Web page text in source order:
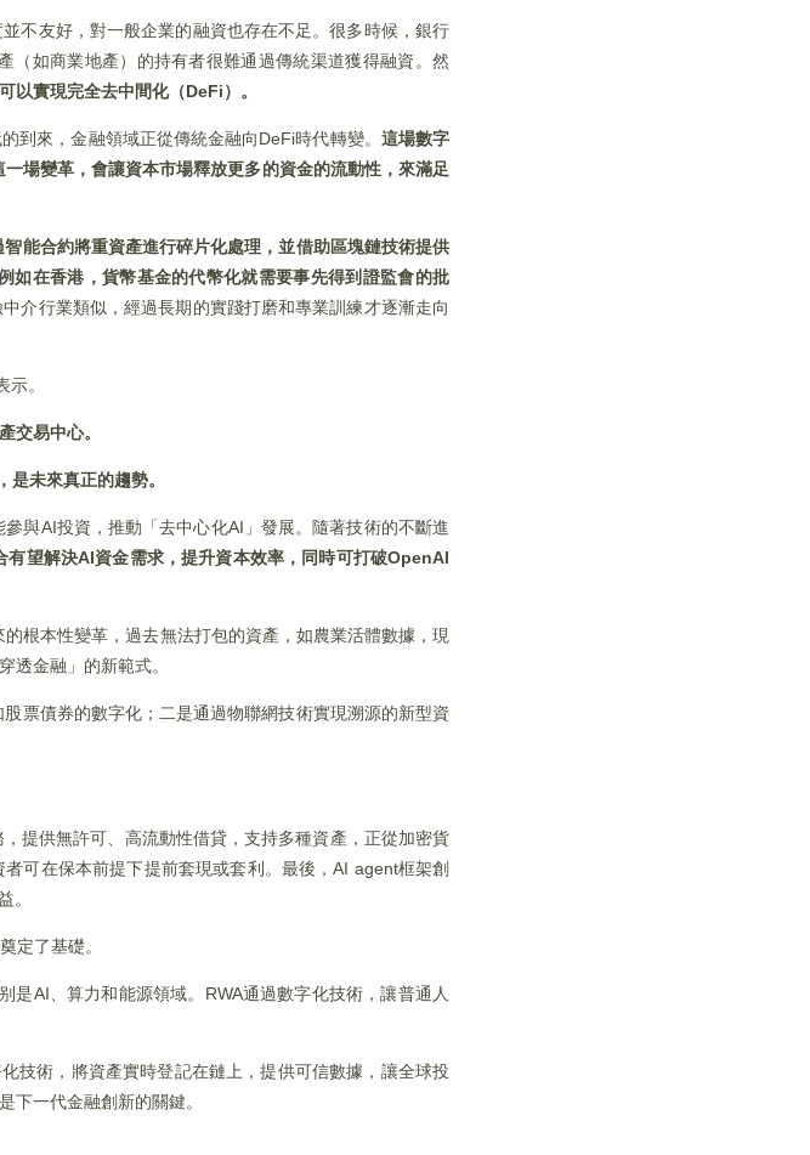
不友好，對一般企業的融資也存在不足。很多時候，銀行
（如商業地產）的持有者很難通過傳統渠道獲得融資。然
以實現完全去中間化（DeFi）。
到來，金融領域正從傳統金融向DeFi時代轉變。 這場數字
場變革，會讓資本市場釋放更多的資金的流動性，來滿足
能合約將重資產進行碎片化處理，並借助區塊鏈技術提供
如在香港，貨幣基金的代幣化就需要事先得到證監會的批
介行業類似，經過長期的實踐打磨和專業訓練才逐漸走向
示。
交易中心。
未來真正的趨勢。
與AI投資，推動「去中心化AI」發展。隨著技術的不斷進
有望解決AI資金需求，提升資本效率，同時可打破OpenAI
根本性變革，過去無法打包的資產，如農業活體數據，現
透金融」的新範式。
票債券的數字化；二是通過物聯網技術實現溯源的新型資
提供無許可、高流動性借貸，支持多種資產，正從加密貨
可在保本前提下提前套現或套利。最後，AI agent框架創
。
定了基礎。
AI、算力和能源領域。RWA通過數字化技術，讓普通人
技術，將資產實時登記在鏈上，提供可信數據，讓全球投
下一代金融創新的關鍵。